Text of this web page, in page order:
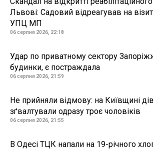
Львові: Садовий відреагував на
УПЦ МП
06 серпня 2026, 22:18
Удар по приватному сектору
будинки, є постраждала
06 серпня 2026, 21:59
Не прийняли відмову: на Київщині
зґвалтували одразу троє чоловіків
06 серпня 2026, 21:55
В Одесі ТЦК напали на 19-річного